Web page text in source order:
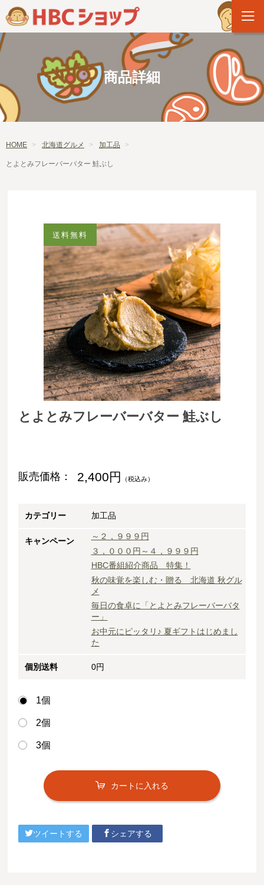
商品詳細
HOME 北海道グルメ 加工品
とよとみフレーバーバター 鮭ぶし
とよとみフレーバーバター 鮭ぶし
販売価格： 2,400円 （税込み）
カテゴリー 加工品
キャンペーン
～２，９９９円
３，０００円～４，９９９円
HBC番組紹介商品 特集！
秋の味覚を楽しむ・贈る 北海道 秋グル
メ
毎日の食卓に「とよとみフレーバーバタ
ー」
お中元にピッタリ♪ 夏ギフトはじめまし
た
個別送料 0円
1個
2個
3個
カートに入れる
ツイートする シェアする